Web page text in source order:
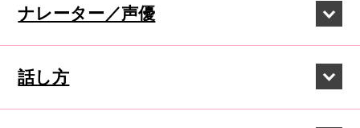
ナレーター／声優
話し方